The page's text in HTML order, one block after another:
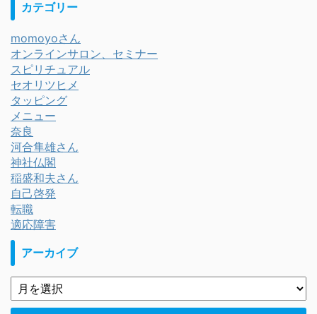
カテゴリー
momoyoさん
オンラインサロン、セミナー
スピリチュアル
セオリツヒメ
タッピング
メニュー
奈良
河合隼雄さん
神社仏閣
稲盛和夫さん
自己啓発
転職
適応障害
アーカイブ